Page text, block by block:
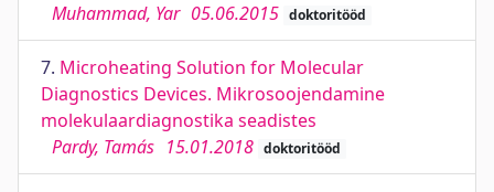
Muhammad, Yar 05.06.2015 doktoritööd
7. Microheating Solution for Molecular
Diagnostics Devices. Mikrosoojendamine
molekulaardiagnostika seadistes
Pardy, Tamás 15.01.2018 doktoritööd